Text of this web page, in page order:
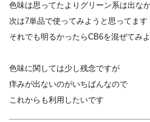
色味は思ってたよりグリーン系は出な
次は7単品で使ってみようと思ってます
それでも明るかったらCB6を混ぜてみ
色味に関しては少し残念ですが
痒みが出ないのがいちばんなので
これからも利用したいです